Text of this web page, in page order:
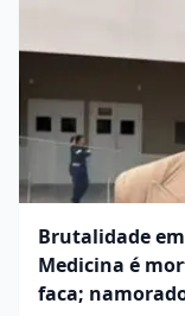
Brutalidade
Medicina é
faca;